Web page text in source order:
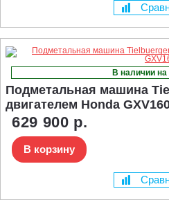
В наличии на
Подметальная машина
двигателем Honda
629 900 р.
В корзину